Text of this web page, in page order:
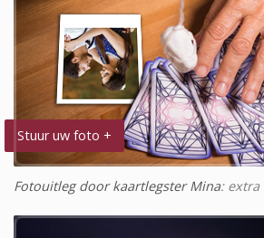
Stuur uw foto +
Fotouitleg door kaartlegster Mina: extra